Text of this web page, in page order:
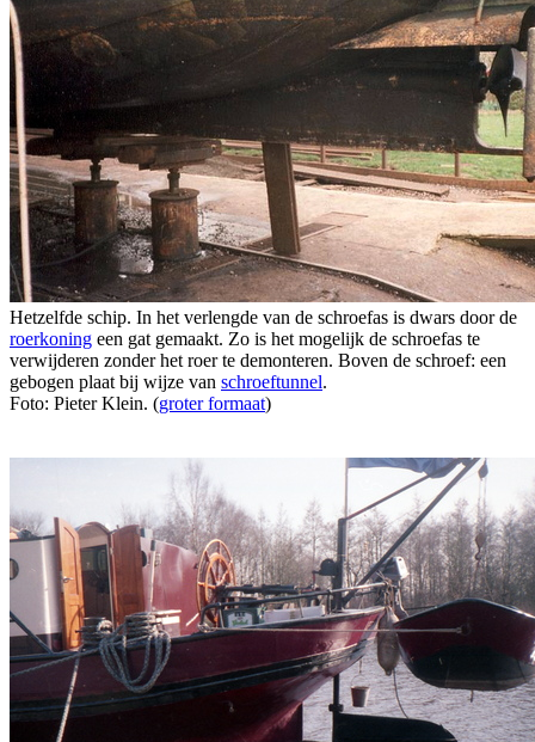
Hetzelfde schip. In het verlengde van de schroefas is dwars door de
roerkoning een gat gemaakt. Zo is het mogelijk de schroefas te
verwijderen zonder het roer te demonteren. Boven de schroef: een
gebogen plaat bij wijze van schroeftunnel.
Foto: Pieter Klein. (groter formaat)